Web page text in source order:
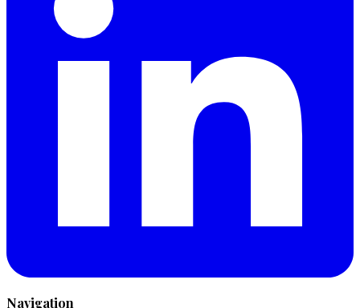
Navigation